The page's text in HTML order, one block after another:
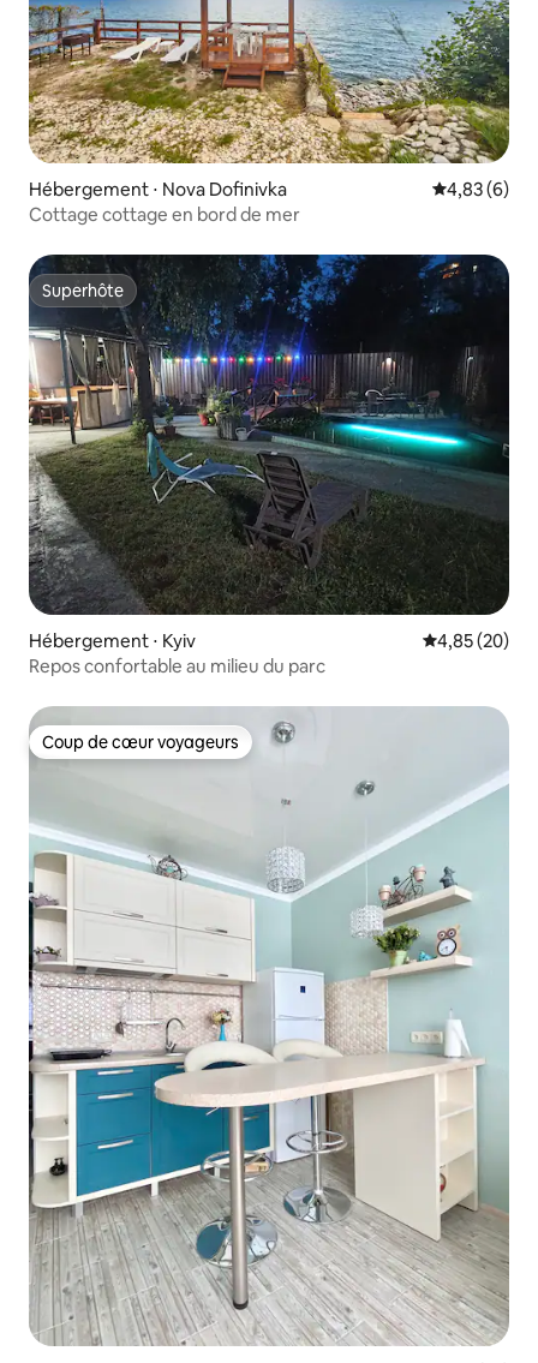
Hébergement ⋅ Nova Dofinivka Évaluation
4,83 (6)
Cottage cottage en bord de mer
Superhôte
Superhôte
Hébergement ⋅ Kyiv Évaluation
4,85 (20)
Repos confortable au milieu du parc
Coup de cœur voyageurs
Coup de cœur voyageurs